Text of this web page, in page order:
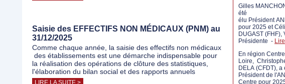
Saisie des EFFECTIFS NON MÉDICAUX (PNM) au
31/12/2025
Comme chaque année, la saisie des effectifs non médicaux
des établissements est une démarche indispensable pour
la réalisation des opérations de clôture des statistiques,
l'élaboration du bilan social et des rapports annuels
LIRE LA SUITE >
Gilles
été
élu Président
pour 2025 et
DUGAST (FHF),
Présidente -
En région
Loire,
DELA (CFDT), a
Président de
Centre pour